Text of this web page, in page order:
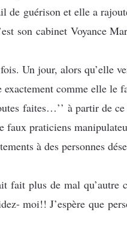
guérison et elle a
son cabinet Voyance
Un jour, alors qu’elle
comme elle le
faites…’’ à partir de
faux praticiens
à des personnes
fait plus de mal qu’autre
moi!! J’espère que